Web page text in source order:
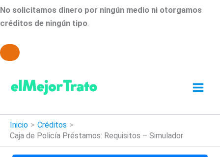
No solicitamos dinero por ningún medio ni otorgamos
créditos de ningún tipo.
contenido
Inicio
Créditos
Caja de Policía Préstamos: Requisitos – Simulador